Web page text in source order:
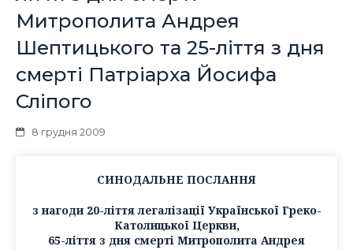
Митрополита Андрея
Шептицького та 25-ліття з дня
смерті Патріарха Йосифа
Сліпого
8 грудня 2009
СИНОДАЛЬНЕ ПОСЛАННЯ
з нагоди 20-ліття легалізації Української Греко-
Католицької Церкви,
65-ліття з дня смерті Митрополита Андрея